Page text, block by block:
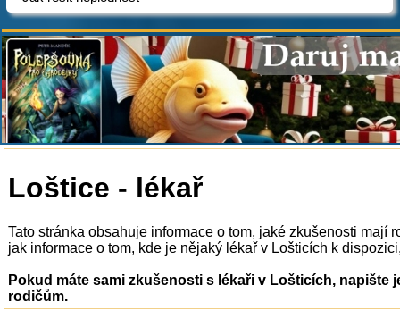
Loštice - lékař
Tato stránka obsahuje informace o tom, jaké zkušenosti mají
jak informace o tom, kde je nějaký lékař v Lošticích k
Pokud máte sami zkušenosti s lékaři v Lošticích, napište
rodičům.